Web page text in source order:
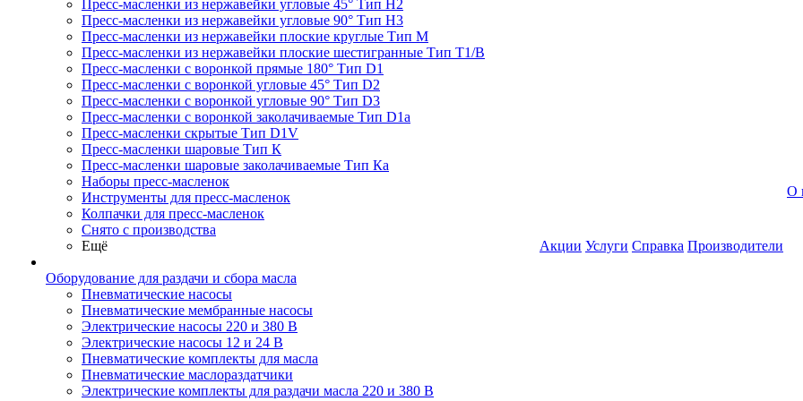
Пресс-масленки из нержавейки угловые 45° Тип H2
Пресс-масленки из нержавейки угловые 90° Тип H3
Пресс-масленки из нержавейки плоские круглые Тип M
Пресс-масленки из нержавейки плоские шестигранные Тип T1/B
Пресс-масленки с воронкой прямые 180° Тип D1
Пресс-масленки с воронкой угловые 45° Тип D2
Пресс-масленки с воронкой угловые 90° Тип D3
Пресс-масленки с воронкой заколачиваемые Тип D1a
Пресс-масленки скрытые Тип D1V
Пресс-масленки шаровые Тип К
Пресс-масленки шаровые заколачиваемые Тип Кa
Наборы пресс-масленок
Инструменты для пресс-масленок
Колпачки для пресс-масленок
Снято с производства
Ещё
Оборудование для раздачи и сбора масла
Пневматические насосы
Пневматические мембранные насосы
Электрические насосы 220 и 380 В
Электрические насосы 12 и 24 В
Пневматические комплекты для масла
Пневматические маслораздатчики
Электрические комплекты для раздачи масла 220 и 380 В
Акции Услуги Справка Производители
О